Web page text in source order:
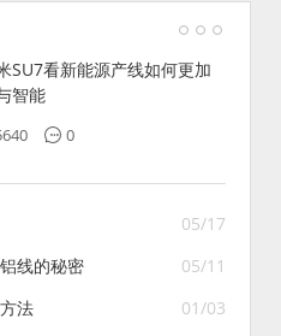
SU7看新能源产线如何更加
智能
0
05/17
05/11
线的秘密
01/03
法